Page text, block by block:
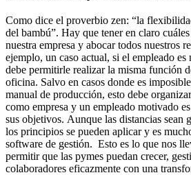
Como dice el proverbio zen: “la
del bambú”. Hay que tener en claro
nuestra empresa y abocar todos nuestros
ejemplo, un caso actual, si el empleado es
debe permitirle realizar la misma función
oficina. Salvo en casos donde es
manual de producción, esto debe
como empresa y un empleado motivado
sus objetivos. Aunque las distancias sean
los principios se pueden aplicar y es
software de gestión. Esto es lo que nos
permitir que las pymes puedan crecer,
colaboradores eficazmente con una